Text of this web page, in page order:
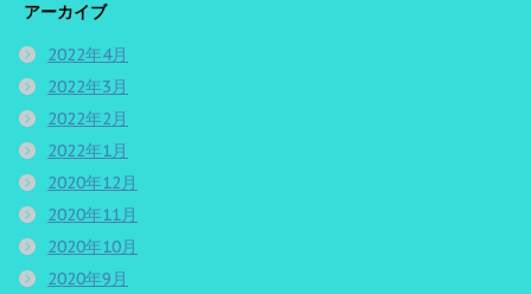
アーカイブ
2022年4月
2022年3月
2022年2月
2022年1月
2020年12月
2020年11月
2020年10月
2020年9月